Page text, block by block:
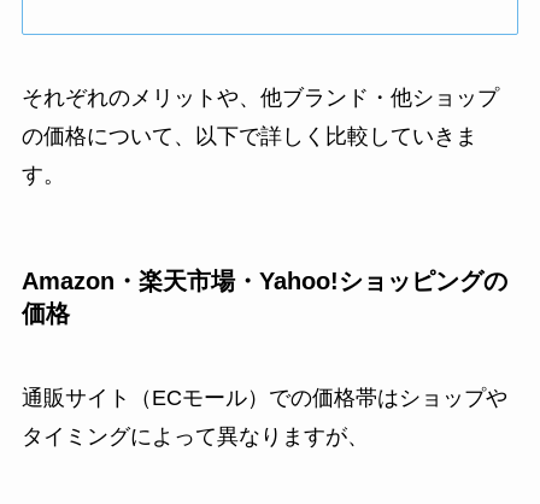
それぞれのメリットや、他ブランド・他ショップ
の価格について、以下で詳しく比較していきま
す。
Amazon・楽天市場・Yahoo!ショッピングの
価格
通販サイト（ECモール）での価格帯はショップや
タイミングによって異なりますが、